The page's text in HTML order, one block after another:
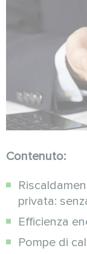
Contenuto:
privata:
Efficienza
Pompe di